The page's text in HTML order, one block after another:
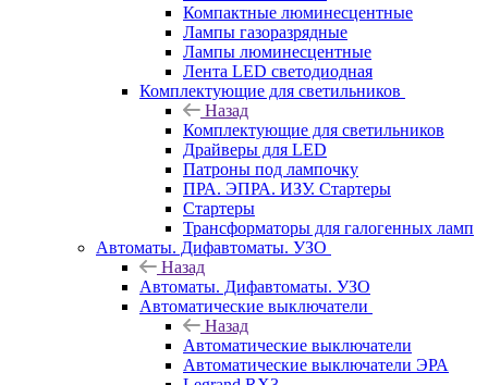
Компактные люминесцентные
Лампы газоразрядные
Лампы люминесцентные
Лента LED светодиодная
Комплектующие для светильников
Назад
Комплектующие для светильников
Драйверы для LED
Патроны под лампочку
ПРА. ЭПРА. ИЗУ. Стартеры
Стартеры
Трансформаторы для галогенных ламп
Автоматы. Дифавтоматы. УЗО
Назад
Автоматы. Дифавтоматы. УЗО
Автоматические выключатели
Назад
Автоматические выключатели
Автоматические выключатели ЭРА